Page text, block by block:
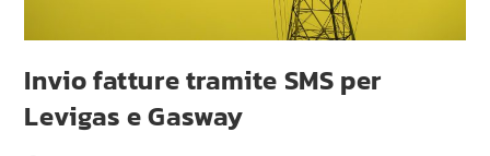
Invio fatture tramite SMS per
Levigas e Gasway